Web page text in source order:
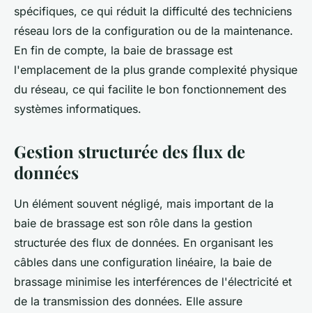
spécifiques, ce qui réduit la difficulté des techniciens
réseau lors de la configuration ou de la maintenance.
En fin de compte, la baie de brassage est
l'emplacement de la plus grande complexité physique
du réseau, ce qui facilite le bon fonctionnement des
systèmes informatiques.
Gestion structurée des flux de
données
Un élément souvent négligé, mais important de la
baie de brassage est son rôle dans la gestion
structurée des flux de données. En organisant les
câbles dans une configuration linéaire, la baie de
brassage minimise les interférences de l'électricité et
de la transmission des données. Elle assure